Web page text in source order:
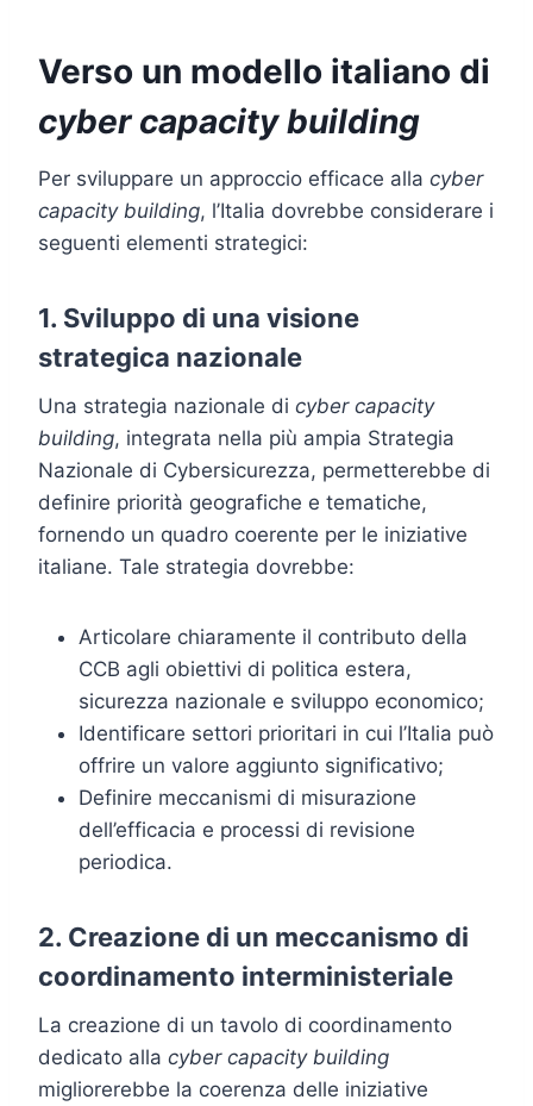
Verso un modello italiano di
cyber capacity building
Per sviluppare un approccio efficace alla cyber
capacity building, l’Italia dovrebbe considerare i
seguenti elementi strategici:
1. Sviluppo di una visione
strategica nazionale
Una strategia nazionale di cyber capacity
building, integrata nella più ampia Strategia
Nazionale di Cybersicurezza, permetterebbe di
definire priorità geografiche e tematiche,
fornendo un quadro coerente per le iniziative
italiane. Tale strategia dovrebbe:
Articolare chiaramente il contributo della
CCB agli obiettivi di politica estera,
sicurezza nazionale e sviluppo economico;
Identificare settori prioritari in cui l’Italia può
offrire un valore aggiunto significativo;
Definire meccanismi di misurazione
dell’efficacia e processi di revisione
periodica.
2. Creazione di un meccanismo di
coordinamento interministeriale
La creazione di un tavolo di coordinamento
dedicato alla cyber capacity building
migliorerebbe la coerenza delle iniziative